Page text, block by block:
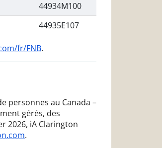
44934M100
44935E107
fr/FNB.
personnes au Canada –
gérés, des
2026, iA Clarington
.